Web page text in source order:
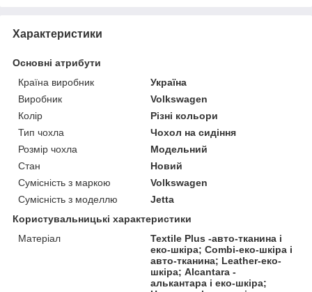
Характеристики
Основні атрибути
Країна виробник
Україна
Виробник
Volkswagen
Колір
Різні кольори
Тип чохла
Чохол на сидіння
Розмір чохла
Модельний
Стан
Новий
Сумісність з маркою
Volkswagen
Сумісність з моделлю
Jetta
Користувальницькі характеристики
Матеріал
Textile Plus -авто-тканина і
еко-шкіра; Combi-еко-шкіра і
авто-тканина; Leather-еко-
шкіра; Alcantara -
алькантара і еко-шкіра;